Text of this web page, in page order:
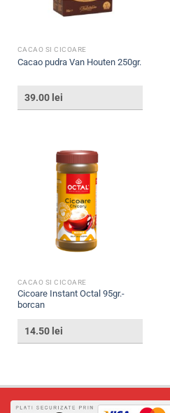
CACAO SI CICOARE
Cacao pudra Van Houten 250gr.
39.00 lei
CACAO SI CICOARE
Cicoare Instant Octal 95gr.-
borcan
14.50 lei